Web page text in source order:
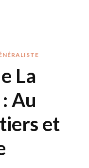
La
Au
et